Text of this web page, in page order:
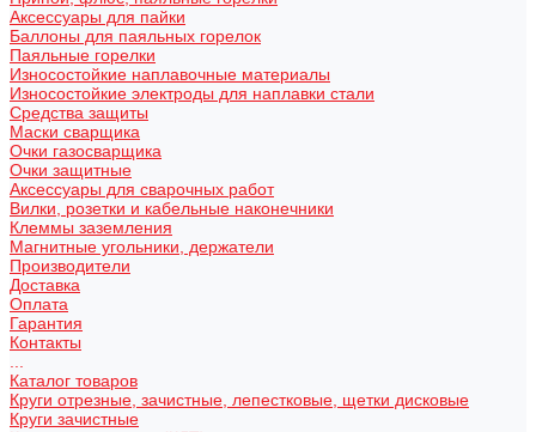
Аксессуары для пайки
Баллоны для паяльных горелок
Паяльные горелки
Износостойкие наплавочные материалы
Износостойкие электроды для наплавки стали
Средства защиты
Маски сварщика
Очки газосварщика
Очки защитные
Аксессуары для сварочных работ
Вилки, розетки и кабельные наконечники
Клеммы заземления
Магнитные угольники, держатели
Производители
Доставка
Оплата
Гарантия
Контакты
Каталог товаров
Круги отрезные, зачистные, лепестковые, щетки дисковые
Круги зачистные